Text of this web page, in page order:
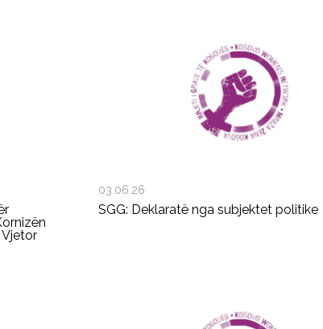
03.06.26
SGG: Deklaratë nga subjektet politike